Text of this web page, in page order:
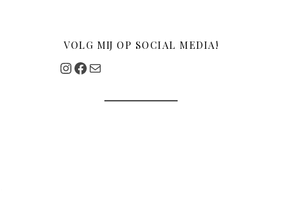
VOLG MIJ OP SOCIAL MEDIA!
Instagram
Facebook
Mail